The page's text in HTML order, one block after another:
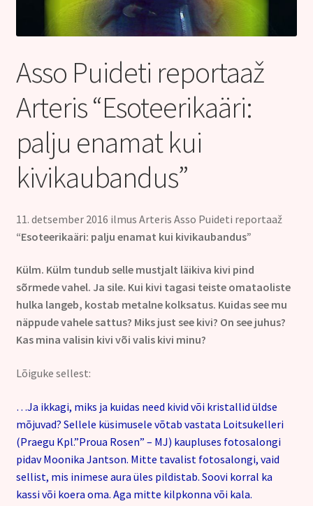
Asso Puideti reportaaž
Arteris “Esoteerikaäri:
palju enamat kui
kivikaubandus”
11. detsember 2016 ilmus Arteris Asso Puideti reportaaž
“Esoteerikaäri: palju enamat kui kivikaubandus”
Külm. Külm tundub selle mustjalt läikiva kivi pind
sõrmede vahel. Ja sile. Kui kivi tagasi teiste omataoliste
hulka langeb, kostab metalne kolksatus. Kuidas see mu
näppude vahele sattus? Miks just see kivi? On see juhus?
Kas mina valisin kivi või valis kivi minu?
Lõiguke sellest:
…Ja ikkagi, miks ja kuidas need kivid või kristallid üldse
mõjuvad? Sellele küsimusele võtab vastata Loitsukelleri
(Praegu Kpl.”Proua Rosen” – MJ) kaupluses fotosalongi
pidav Moonika Jantson. Mitte tavalist fotosalongi, vaid
sellist, mis inimese aura üles pildistab. Soovi korral ka
kassi või koera oma. Aga mitte kilpkonna või kala.